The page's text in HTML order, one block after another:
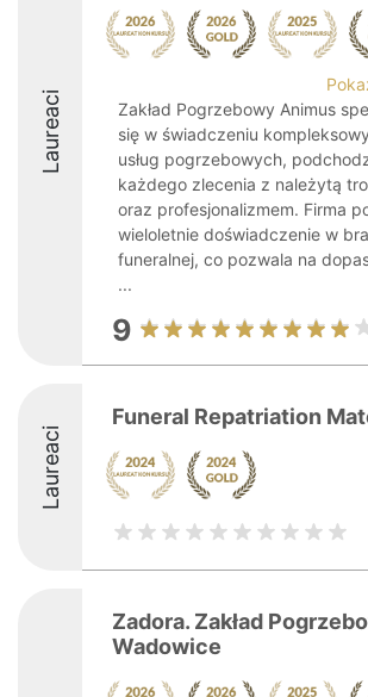
Laureaci
Zakład Pogrzebowy Animus
się w świadczeniu
usług pogrzebowych,
każdego zlecenia z należytą
oraz profesjonalizmem. Firma
wieloletnie doświadczenie w
funeralnej, co pozwala na
...
9
Laureaci
Funeral Repatriation
Zadora. Zakład
Wadowice